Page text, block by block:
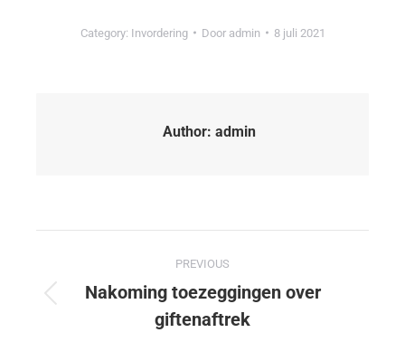
Category: Invordering Door admin 8 juli 2021
Author: admin
PREVIOUS
Nakoming toezeggingen over
giftenaftrek